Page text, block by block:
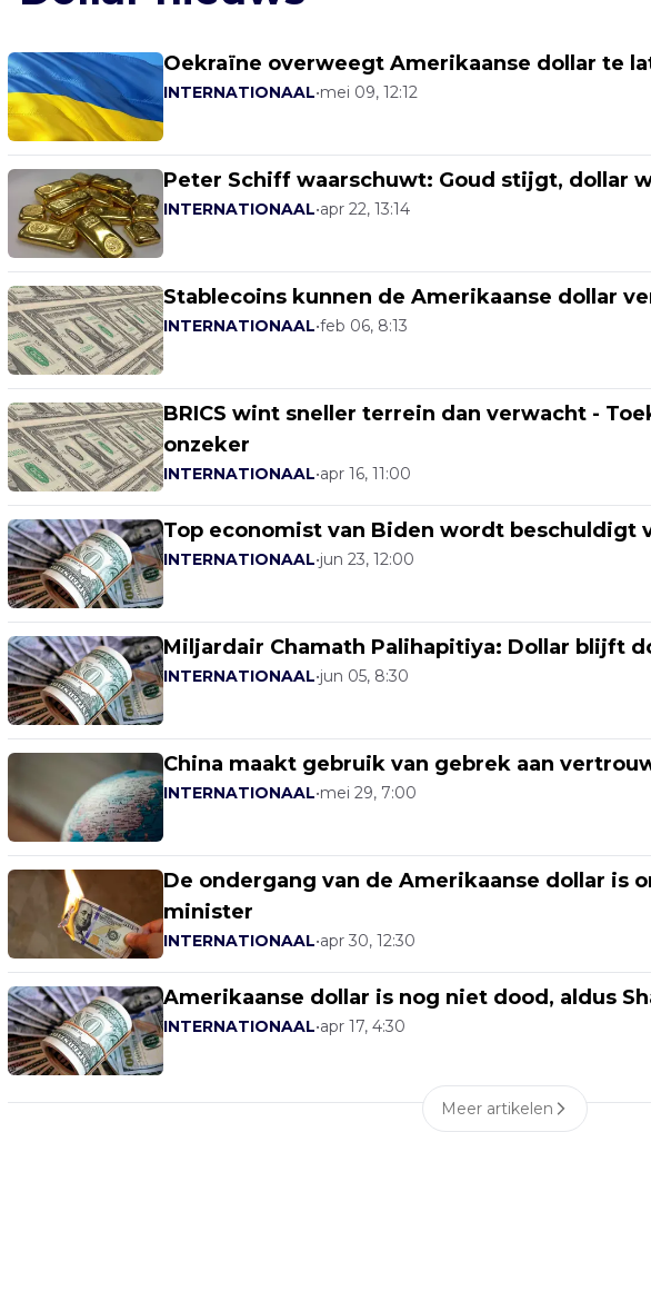
Oekraïne overweegt Amerikaanse dollar te
INTERNATIONAAL•mei 09, 12:12
Peter Schiff waarschuwt: Goud stijgt, dollar
INTERNATIONAAL•apr 22, 13:14
Stablecoins kunnen de Amerikaanse dollar
INTERNATIONAAL•feb 06, 8:13
BRICS wint sneller terrein dan verwacht -
onzeker
INTERNATIONAAL•apr 16, 11:00
Top economist van Biden wordt beschuldigt
INTERNATIONAAL•jun 23, 12:00
Miljardair Chamath Palihapitiya: Dollar blijft
INTERNATIONAAL•jun 05, 8:30
China maakt gebruik van gebrek aan
INTERNATIONAAL•mei 29, 7:00
De ondergang van de Amerikaanse dollar is
minister
INTERNATIONAAL•apr 30, 12:30
Amerikaanse dollar is nog niet dood, aldus
INTERNATIONAAL•apr 17, 4:30
Meer artikelen